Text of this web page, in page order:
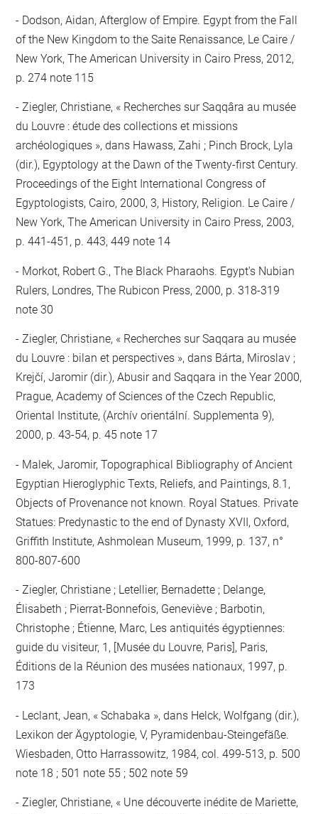
Dodson, Aidan, Afterglow of Empire. Egypt from the Fall
of the New Kingdom to the Saite Renaissance, Le Caire /
New York, The American University in Cairo Press, 2012,
p. 274 note 115
Ziegler, Christiane, « Recherches sur Saqqâra au musée
du Louvre : étude des collections et missions
archéologiques », dans Hawass, Zahi ; Pinch Brock, Lyla
(dir.), Egyptology at the Dawn of the Twenty-first Century.
Proceedings of the Eight International Congress of
Egyptologists, Cairo, 2000, 3, History, Religion. Le Caire /
New York, The American University in Cairo Press, 2003,
p. 441-451, p. 443, 449 note 14
Morkot, Robert G., The Black Pharaohs. Egypt's Nubian
Rulers, Londres, The Rubicon Press, 2000, p. 318-319
note 30
Ziegler, Christiane, « Recherches sur Saqqara au musée
du Louvre : bilan et perspectives », dans Bárta, Miroslav ;
Krejčí, Jaromir (dir.), Abusir and Saqqara in the Year 2000,
Prague, Academy of Sciences of the Czech Republic,
Oriental Institute, (Archív orientální. Supplementa 9),
2000, p. 43-54, p. 45 note 17
Malek, Jaromir, Topographical Bibliography of Ancient
Egyptian Hieroglyphic Texts, Reliefs, and Paintings, 8.1,
Objects of Provenance not known. Royal Statues. Private
Statues: Predynastic to the end of Dynasty XVII, Oxford,
Griffith Institute, Ashmolean Museum, 1999, p. 137, n°
800-807-600
Ziegler, Christiane ; Letellier, Bernadette ; Delange,
Élisabeth ; Pierrat-Bonnefois, Geneviève ; Barbotin,
Christophe ; Étienne, Marc, Les antiquités égyptiennes:
guide du visiteur, 1, [Musée du Louvre, Paris], Paris,
Éditions de la Réunion des musées nationaux, 1997, p.
173
Leclant, Jean, « Schabaka », dans Helck, Wolfgang (dir.),
Lexikon der Ägyptologie, V, Pyramidenbau-Steingefäße.
Wiesbaden, Otto Harrassowitz, 1984, col. 499-513, p. 500
note 18 ; 501 note 55 ; 502 note 59
Ziegler, Christiane, « Une découverte inédite de Mariette,